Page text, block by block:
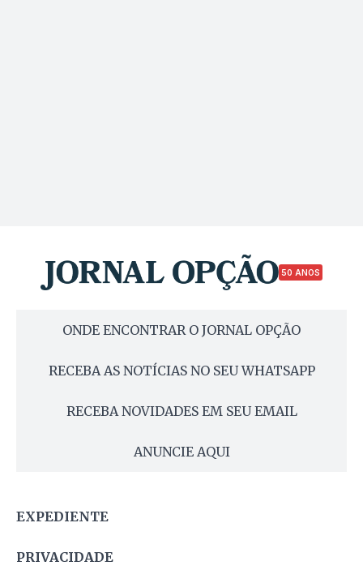
50 ANOS
ONDE ENCONTRAR O JORNAL OPÇÃO
RECEBA AS NOTÍCIAS NO SEU WHATSAPP
RECEBA NOVIDADES EM SEU EMAIL
ANUNCIE AQUI
EXPEDIENTE
PRIVACIDADE